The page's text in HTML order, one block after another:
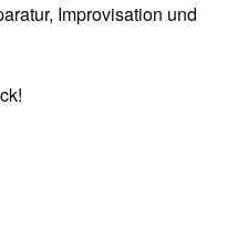
Improvisation und